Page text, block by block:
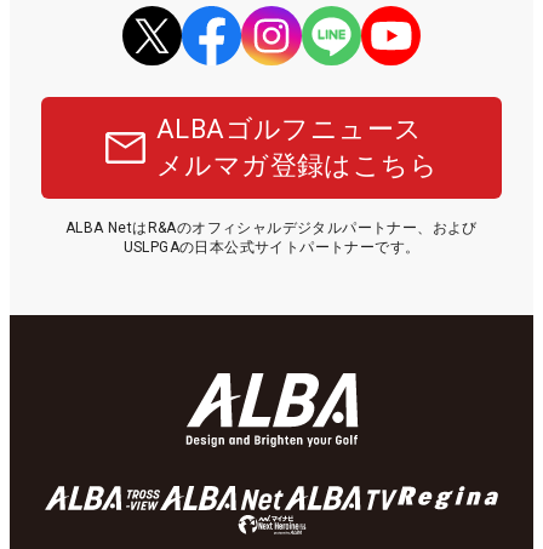
ALBAゴルフニュース
メルマガ登録はこちら
ALBA NetはR&Aのオフィシャルデジタルパートナー、および
USLPGAの日本公式サイトパートナーです。